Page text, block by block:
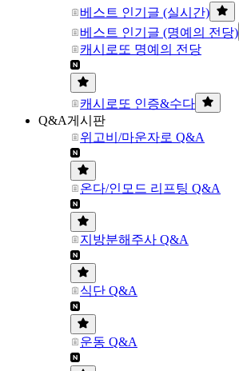
베스트 인기글 (실시간)
베스트 인기글 (명예의 전당)
캐시로또 명예의 전당
캐시로또 인증&수다
Q&A게시판
위고비/마운자로 Q&A
온다/인모드 리프팅 Q&A
지방분해주사 Q&A
식단 Q&A
운동 Q&A